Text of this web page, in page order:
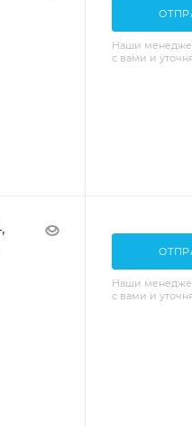
Наши
с вами и
Наши
с вами и